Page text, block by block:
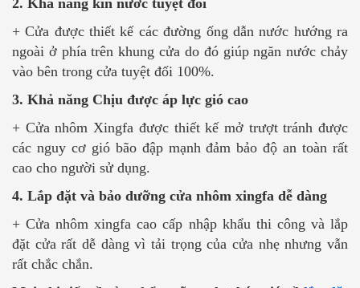
2. Khả năng kín nước tuyệt đối
+ Cửa được thiết kế các đường ống dẫn nước hướng ra
ngoài ở phía trên khung cửa do đó giúp ngăn nước chảy
vào bên trong cửa tuyệt đối 100%.
3. Khả năng Chịu được áp lực gió cao
+ Cửa nhôm Xingfa được thiết kế mở trượt tránh được
các nguy cơ gió bão đập mạnh đảm bảo độ an toàn rất
cao cho người sử dụng.
4. Lắp đặt và bảo dưỡng cửa nhôm xingfa dễ dàng
+ Cửa nhôm xingfa cao cấp nhập khẩu thi công và lắp
đặt cửa rất dễ dàng vì tải trọng của cửa nhẹ nhưng vẫn
rất chắc chắn.